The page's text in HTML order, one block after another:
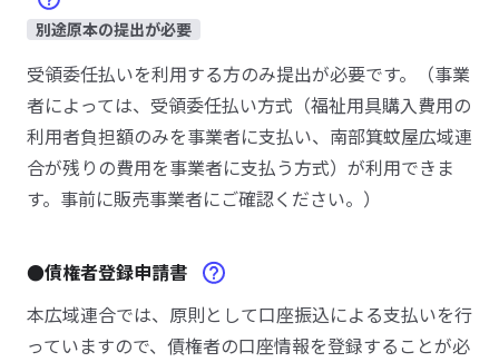
別途原本の提出が必要
受領委任払いを利用する方のみ提出が必要です。（事業
者によっては、受領委任払い方式（福祉用具購入費用の
利用者負担額のみを事業者に支払い、南部箕蚊屋広域連
合が残りの費用を事業者に支払う方式）が利用できま
す。事前に販売事業者にご確認ください。）
●債権者登録申請書
本広域連合では、原則として口座振込による支払いを行
っていますので、債権者の口座情報を登録することが必